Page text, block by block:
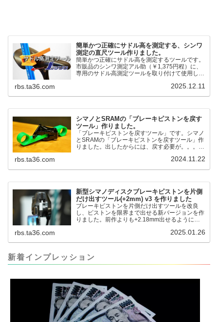
簡単かつ正確にサドル高を測定する、シンワ
測定の直尺ツール作りました。
簡単かつ正確にサドル高を測定するツールです。
市販品のシンワ測定アル助（￥1,375円程）に、
専用のサドル高測定ツールを取り付けて使用しま
るようになりました。シンワ測定(Shinwa
Sokutei)￥1,375Amazon.c...
rbs.ta36.com 2025.12.11
シマノとSRAMの「ブレーキピストンを戻す
ツール」作りました。
「ブレーキピストンを戻すツール」です。シマノ
とSRAMの「ブレーキピストンを戻すツール」作
りました。出したからには、戻す必要が。。。で
だと。。。▶「ブレーキピストンを戻すツール」
るのかというと、出ているピス...
rbs.ta36.com 2024.11.22
新型シマノディスクブレーキピストンを片側
だけ出すツール(+2mm) v3 を作りました
ブレーキピストンを片側だけ出すツールを改良
し、ピストンを限界まで出せる新バージョンを作
りました。前作よりも+2.18mm出せるようにな
って、オイル漏れするまで試しました。最も安全
ましたが、ギリギリまで攻めてますのでピストン
内部の汚れをさらに掃除できると思います。前作
rbs.ta36.com 2025.01.26
新着インプレッション